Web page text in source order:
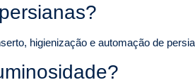
higienização e automação de